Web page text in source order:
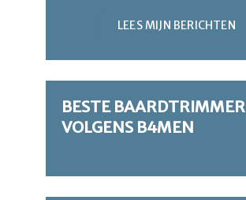
LEES MIJN BERICHTEN
BESTE BAARDTRIMMER
VOLGENS B4MEN